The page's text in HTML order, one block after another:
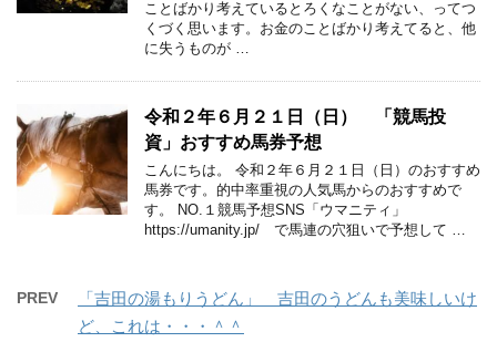
ことばかり考えているとろくなことがない、ってつ
くづく思います。お金のことばかり考えてると、他
に失うものが …
令和２年６月２１日（日） 「競馬投
資」おすすめ馬券予想
こんにちは。 令和２年６月２１日（日）のおすすめ
馬券です。的中率重視の人気馬からのおすすめで
す。 NO.１競馬予想SNS「ウマニティ」
https://umanity.jp/ で馬連の穴狙いで予想して …
PREV
「吉田の湯もりうどん」 吉田のうどんも美味しいけ
ど、これは・・・＾＾